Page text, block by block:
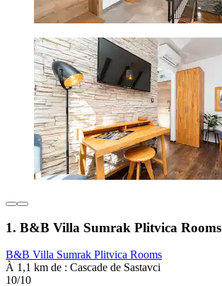
1. B&B Villa Sumrak Plitvica Rooms
B&B Villa Sumrak Plitvica Rooms
À 1,1 km de : Cascade de Sastavci
10/10